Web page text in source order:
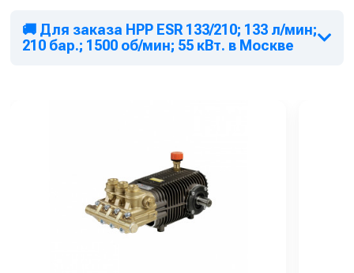
🚚 Для заказа HPP ESR 133/210; 133 л/мин;
210 бар.; 1500 об/мин; 55 кВт. в Москве